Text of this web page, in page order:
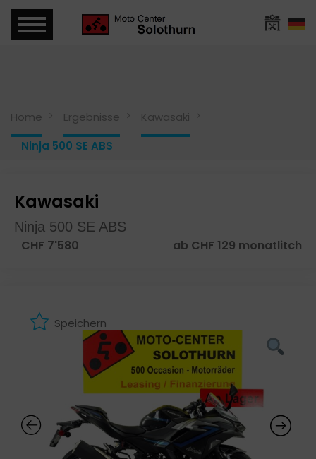
Home Ergebnisse
Kawasaki
Ninja 500 SE ABS
Kawasaki
Ninja 500 SE ABS
CHF 7'580 ab CHF 129 monatlitch
Speichern